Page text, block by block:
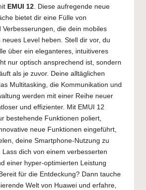
EMUI 12. Diese aufregende neue
bietet dir eine Fülle von
Verbesserungen, die dein mobiles
neues Level heben. Stell dir vor, du
über ein eleganteres, intuitiveres
nur optisch ansprechend ist, sondern
als je zuvor. Deine alltäglichen
Multitasking, die Kommunikation und
werden mit einer Reihe neuer
und effizienter. Mit EMUI 12
bestehende Funktionen poliert,
neue Funktionen eingeführt,
deine Smartphone-Nutzung zu
Lass dich von einem verbesserten
einer hyper-optimierten Leistung
für die Entdeckung? Dann tauche
Welt von Huawei und erfahre,